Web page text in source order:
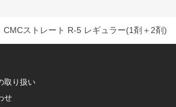
CMCストレート R-5 レギュラー(1剤＋2剤)
取り扱い
せ